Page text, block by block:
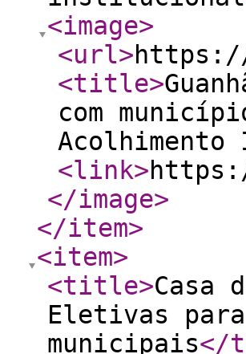
<image>
<url>https://
<title>
com
<link>
</image>
</item>
<item>
<title>Casa
Eletivas para
municipais</